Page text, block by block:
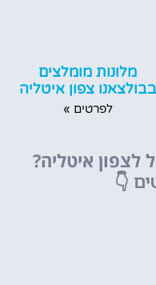
מלונות מומלצים
בבולצאנו צפון איטליה
לפרטים »
לצפון איטליה?
👇